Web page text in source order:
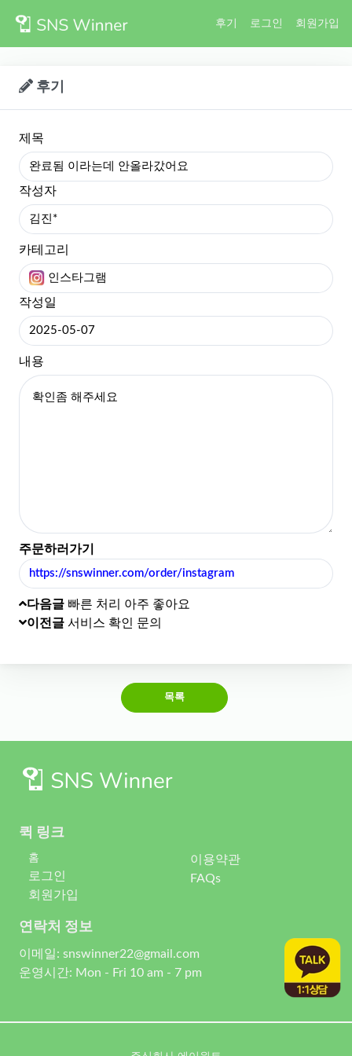
후기 로그인 회원가입
후기
제목
완료됨 이라는데 안올라갔어요
작성자
김진*
카테고리
인스타그램
작성일
2025-05-07
내용
주문하러가기
https://snswinner.com/order/instagram
다음글 빠른 처리 아주 좋아요
이전글 서비스 확인 문의
목록
퀵 링크
홈
로그인
회원가입
이용약관
FAQs
연락처 정보
이메일: snswinner22@gmail.com
운영시간: Mon - Fri 10 am - 7 pm